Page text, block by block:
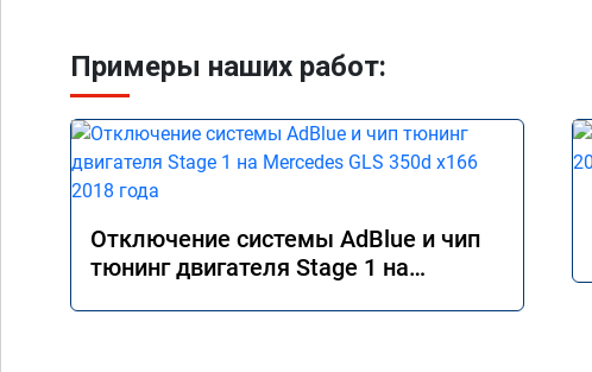
Примеры наших работ:
Отключение системы AdBlue и чип
тюнинг двигателя Stage 1 на